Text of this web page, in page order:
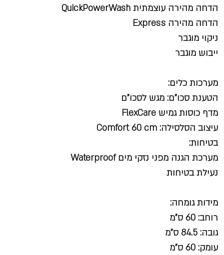
הדחה מהירה עוצמתית QuickPowerWash
הדחה מהירה Express
ניקוי מוגבר
ייבוש מוגבר
מערכות כלים:
הטענת סכו"ם: מגש לסכו"ם
מדף כוסות גמיש FlexCare
עיצוב הסלסילה: Comfort 60 cm
בטיחות:
מערכת הגנה מפני נזקי מים Waterproof
נעילת בטיחות
מידות גומחה:
רוחב: 60 ס"מ
גובה: 84.5 ס"מ
עומק: 60 ס"מ